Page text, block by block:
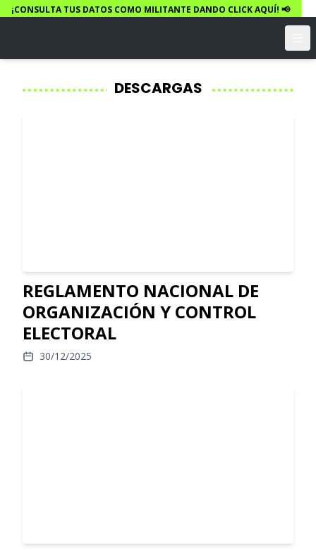
¡CONSULTA TUS DATOS COMO MILITANTE DANDO CLICK AQUÍ! 📢
DESCARGAS
REGLAMENTO NACIONAL DE
ORGANIZACIÓN Y CONTROL
ELECTORAL
30/12/2025